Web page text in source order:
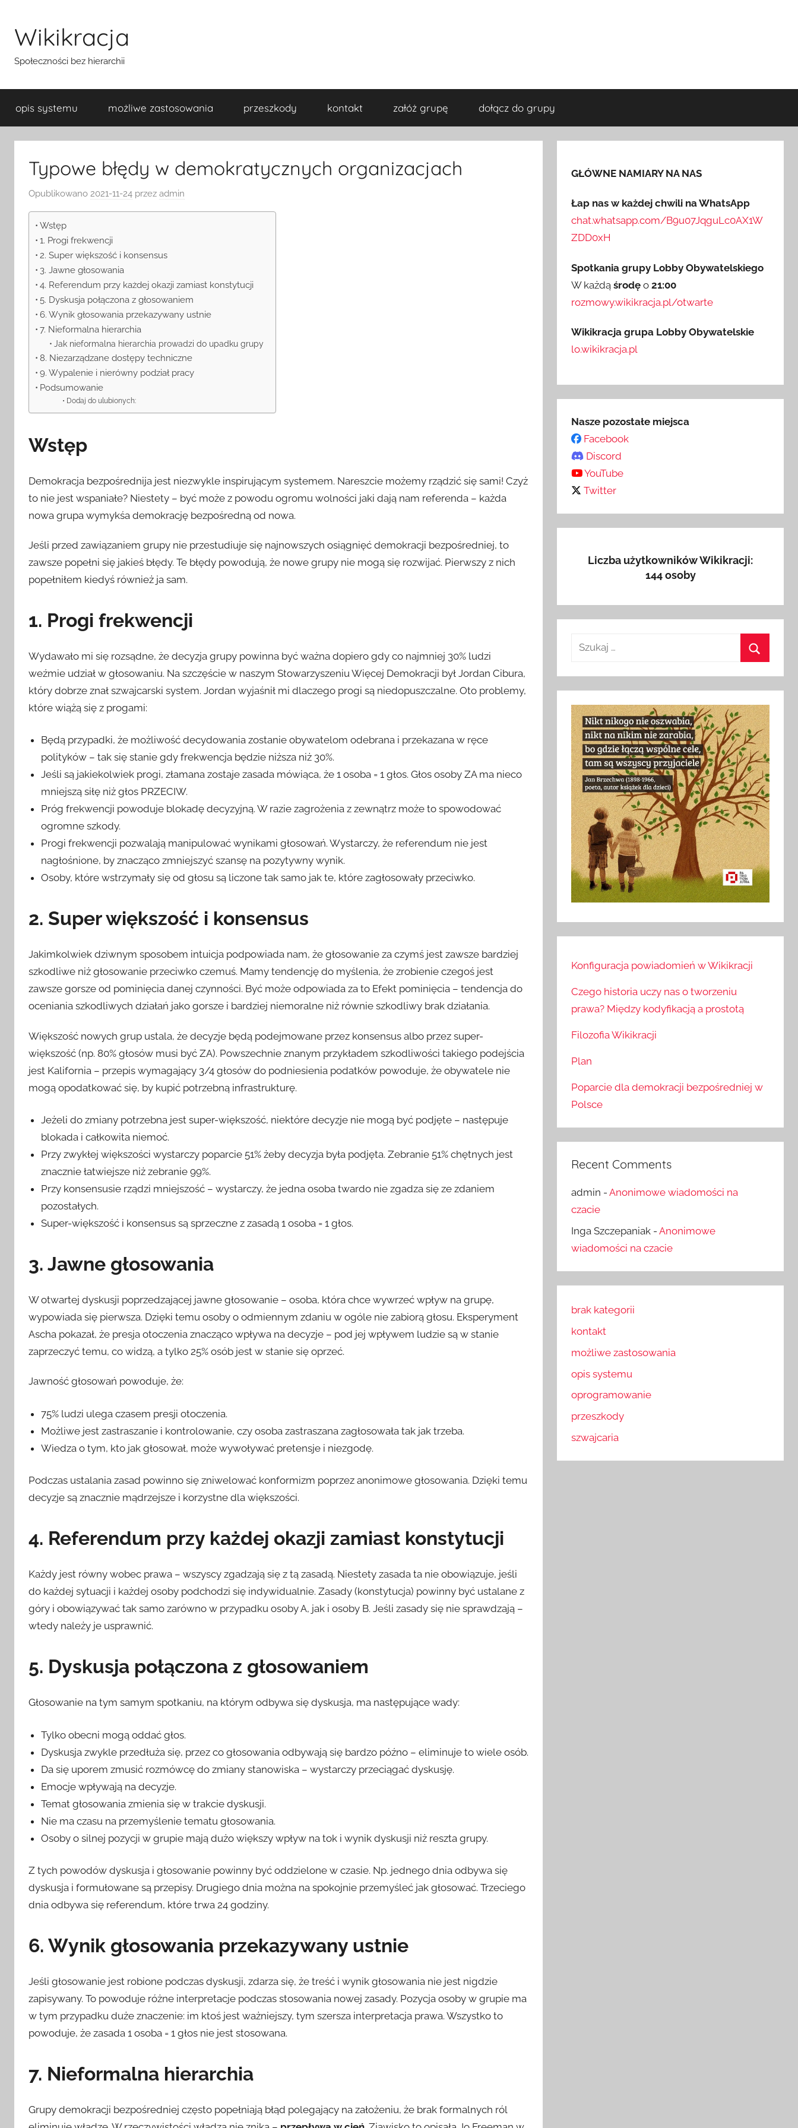
treściWikikracja
Społeczności bez hierarchii
opis systemu możliwe zastosowania przeszkody kontakt załóż grupę dołącz do grupy
Typowe błędy w demokratycznych organizacjach
Opublikowano 2021-11-24 przez admin
Wstęp
1. Progi frekwencji
2. Super większość i konsensus
3. Jawne głosowania
4. Referendum przy każdej okazji zamiast konstytucji
5. Dyskusja połączona z głosowaniem
6. Wynik głosowania przekazywany ustnie
7. Nieformalna hierarchia
Jak nieformalna hierarchia prowadzi do upadku grupy
8. Niezarządzane dostępy techniczne
9. Wypalenie i nierówny podział pracy
Podsumowanie
Dodaj do ulubionych:
Wstęp
Demokracja bezpośrednija jest niezwykle inspirującym systemem. Nareszcie możemy rządzić się sami! Czyż
to nie jest wspaniałe? Niestety – być może z powodu ogromu wolności jaki dają nam referenda – każda
nowa grupa wymykśa demokrację bezpośredną od nowa.
Jeśli przed zawiązaniem grupy nie przestudiuje się najnowszych osiągnięć demokracji bezpośredniej, to
zawsze popełni się jakieś błędy. Te błędy powodują, że nowe grupy nie mogą się rozwijać. Pierwszy z nich
popełniłem kiedyś również ja sam.
1. Progi frekwencji
Wydawało mi się rozsądne, że decyzja grupy powinna być ważna dopiero gdy co najmniej 30% ludzi
weźmie udział w głosowaniu. Na szczęście w naszym Stowarzyszeniu Więcej Demokracji był Jordan Cibura,
który dobrze znał szwajcarski system. Jordan wyjaśnił mi dlaczego progi są niedopuszczalne. Oto problemy,
które wiążą się z progami:
Będą przypadki, że możliwość decydowania zostanie obywatelom odebrana i przekazana w ręce
polityków – tak się stanie gdy frekwencja będzie niższa niż 30%.
Jeśli są jakiekolwiek progi, złamana zostaje zasada mówiąca, że 1 osoba = 1 głos. Głos osoby ZA ma nieco
mniejszą siłę niż głos PRZECIW.
Próg frekwencji powoduje blokadę decyzyjną. W razie zagrożenia z zewnątrz może to spowodować
ogromne szkody.
Progi frekwencji pozwalają manipulować wynikami głosowań. Wystarczy, że referendum nie jest
nagłośnione, by znacząco zmniejszyć szansę na pozytywny wynik.
Osoby, które wstrzymały się od głosu są liczone tak samo jak te, które zagłosowały przeciwko.
2. Super większość i konsensus
Jakimkolwiek dziwnym sposobem intuicja podpowiada nam, że głosowanie za czymś jest zawsze bardziej
szkodliwe niż głosowanie przeciwko czemuś. Mamy tendencję do myślenia, że zrobienie czegoś jest
zawsze gorsze od pominięcia danej czynności. Być może odpowiada za to Efekt pominięcia – tendencja do
oceniania szkodliwych działań jako gorsze i bardziej niemoralne niż równie szkodliwy brak działania.
Większość nowych grup ustala, że decyzje będą podejmowane przez konsensus albo przez super-
większość (np. 80% głosów musi być ZA). Powszechnie znanym przykładem szkodliwości takiego podejścia
jest Kalifornia – przepis wymagający 3/4 głosów do podniesienia podatków powoduje, że obywatele nie
mogą opodatkować się, by kupić potrzebną infrastrukturę.
Jeżeli do zmiany potrzebna jest super-większość, niektóre decyzje nie mogą być podjęte – następuje
blokada i całkowita niemoć.
Przy zwykłej większości wystarczy poparcie 51% żeby decyzja była podjęta. Zebranie 51% chętnych jest
znacznie łatwiejsze niż zebranie 99%.
Przy konsensusie rządzi mniejszość – wystarczy, że jedna osoba twardo nie zgadza się ze zdaniem
pozostałych.
Super-większość i konsensus są sprzeczne z zasadą 1 osoba = 1 głos.
3. Jawne głosowania
W otwartej dyskusji poprzedzającej jawne głosowanie – osoba, która chce wywrzeć wpływ na grupę,
wypowiada się pierwsza. Dzięki temu osoby o odmiennym zdaniu w ogóle nie zabiorą głosu. Eksperyment
Ascha pokazał, że presja otoczenia znacząco wpływa na decyzje – pod jej wpływem ludzie są w stanie
zaprzeczyć temu, co widzą, a tylko 25% osób jest w stanie się oprzeć.
Jawność głosowań powoduje, że:
75% ludzi ulega czasem presji otoczenia.
Możliwe jest zastraszanie i kontrolowanie, czy osoba zastraszana zagłosowała tak jak trzeba.
Wiedza o tym, kto jak głosował, może wywoływać pretensje i niezgodę.
Podczas ustalania zasad powinno się zniwelować konformizm poprzez anonimowe głosowania. Dzięki temu
decyzje są znacznie mądrzejsze i korzystne dla większości.
4. Referendum przy każdej okazji zamiast konstytucji
Każdy jest równy wobec prawa – wszyscy zgadzają się z tą zasadą. Niestety zasada ta nie obowiązuje, jeśli
do każdej sytuacji i każdej osoby podchodzi się indywidualnie. Zasady (konstytucja) powinny być ustalane z
góry i obowiązywać tak samo zarówno w przypadku osoby A, jak i osoby B. Jeśli zasady się nie sprawdzają –
wtedy należy je usprawnić.
5. Dyskusja połączona z głosowaniem
Głosowanie na tym samym spotkaniu, na którym odbywa się dyskusja, ma następujące wady:
Tylko obecni mogą oddać głos.
Dyskusja zwykle przedłuża się, przez co głosowania odbywają się bardzo późno – eliminuje to wiele osób.
Da się uporem zmusić rozmówcę do zmiany stanowiska – wystarczy przeciągać dyskusję.
Emocje wpływają na decyzje.
Temat głosowania zmienia się w trakcie dyskusji.
Nie ma czasu na przemyślenie tematu głosowania.
Osoby o silnej pozycji w grupie mają dużo większy wpływ na tok i wynik dyskusji niż reszta grupy.
Z tych powodów dyskusja i głosowanie powinny być oddzielone w czasie. Np. jednego dnia odbywa się
dyskusja i formułowane są przepisy. Drugiego dnia można na spokojnie przemyśleć jak głosować. Trzeciego
dnia odbywa się referendum, które trwa 24 godziny.
6. Wynik głosowania przekazywany ustnie
Jeśli głosowanie jest robione podczas dyskusji, zdarza się, że treść i wynik głosowania nie jest nigdzie
zapisywany. To powoduje różne interpretacje podczas stosowania nowej zasady. Pozycja osoby w grupie ma
w tym przypadku duże znaczenie: im ktoś jest ważniejszy, tym szersza interpretacja prawa. Wszystko to
powoduje, że zasada 1 osoba = 1 głos nie jest stosowana.
7. Nieformalna hierarchia
Grupy demokracji bezpośredniej często popełniają błąd polegający na założeniu, że brak formalnych ról
GŁÓWNE NAMIARY NA NAS
Łap nas w każdej chwili na WhatsApp
chat.whatsapp.com/B9u07JqguLc0AX1W
ZDD0xH
Spotkania grupy Lobby Obywatelskiego
W każdąśrodę o21:00
rozmowy.wikikracja.pl/otwarte
Wikikracja grupa Lobby Obywatelskie
lo.wikikracja.pl
Nasze pozostałe miejsca
Facebook
Discord
YouTube
Twitter
Liczba użytkowników Wikikracji:
144 osoby
Szukaj:
Konfiguracja powiadomień w Wikikracji
Czego historia uczy nas o tworzeniu
prawa? Między kodyfikacją a prostotą
Filozofia Wikikracji
Plan
Poparcie dla demokracji bezpośredniej w
Polsce
Recent Comments
admin -Anonimowe wiadomości na
czacie
Inga Szczepaniak -Anonimowe
wiadomości na czacie
brak kategorii
kontakt
możliwe zastosowania
opis systemu
oprogramowanie
przeszkody
szwajcaria